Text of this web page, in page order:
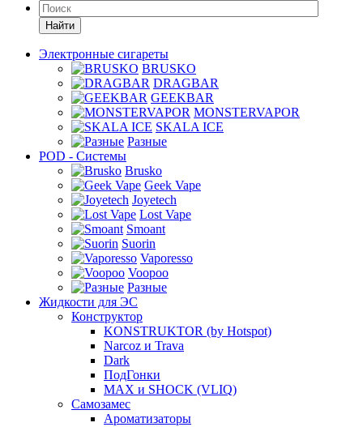
Найти
Электронные сигареты
BRUSKO
DRAGBAR
GEEKBAR
MONSTERVAPOR
SKALA ICE
Разные
POD - Системы
Brusko
Geek Vape
Joyetech
Lost Vape
Smoant
Suorin
Vaporesso
Voopoo
Разные
Жидкости для ЭС
Конструктор
KONSTRUKTOR (by Hotspot)
Narcoz и Trava
Dark
ПодГонки
MAX и SHOCK (VLIQ)
Самозамес
Ароматизаторы